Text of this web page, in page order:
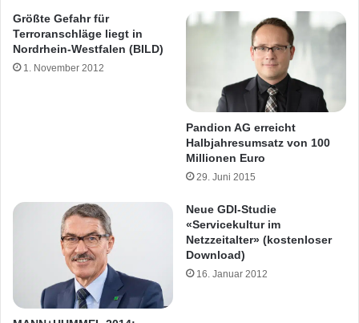
Größte Gefahr für
Terroranschläge liegt in
Nordrhein-Westfalen (BILD)
1. November 2012
Pandion AG erreicht
Halbjahresumsatz von 100
Millionen Euro
29. Juni 2015
Neue GDI-Studie
«Servicekultur im
Netzzeitalter» (kostenloser
Download)
16. Januar 2012